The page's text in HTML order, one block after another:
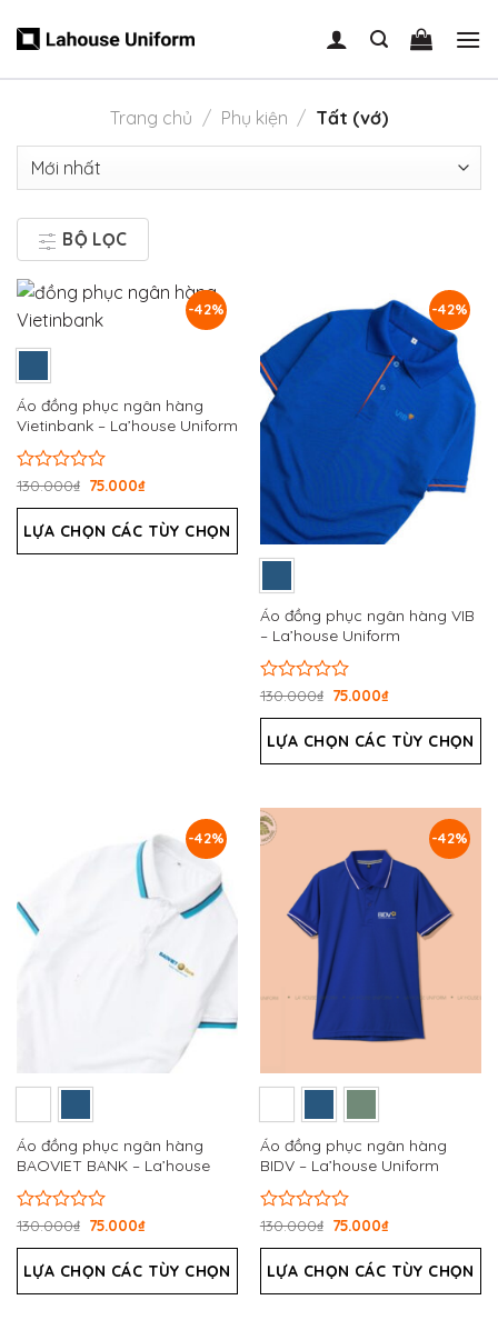
Trang chủ / Phụ kiện / Tất (vớ)
BỘ LỌC
-42%
Áo đồng phục ngân hàng
Vietinbank – La’house Uniform
Được
hạng
0
5
130.000₫ 75.000₫
LỰA CHỌN CÁC TÙY CHỌN
-42%
Áo đồng phục ngân hàng VIB
– La’house Uniform
Được
hạng
0
5
130.000₫ 75.000₫
LỰA CHỌN CÁC TÙY CHỌN
-42%
Áo đồng phục ngân hàng
BAOVIET BANK – La’house
Được
hạng
0
5
130.000₫ 75.000₫
LỰA CHỌN CÁC TÙY CHỌN
-42%
Áo đồng phục ngân hàng
BIDV – La’house Uniform
Được
hạng
0
5
130.000₫ 75.000₫
LỰA CHỌN CÁC TÙY CHỌN